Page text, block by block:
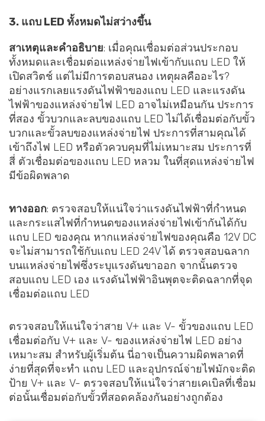
3. แถบ LED ทั้งหมดไม่สว่างขึ้น
สาเหตุและคำอธิบาย: เมื่อคุณเชื่อมต่อส่วนประกอบ
ทั้งหมดและเชื่อมต่อแหล่งจ่ายไฟเข้ากับแถบ LED ให้
เปิดสวิตช์ แต่ไม่มีการตอบสนอง เหตุผลคืออะไร?
อย่างแรกเลยแรงดันไฟฟ้าของแถบ LED และแรงดัน
ไฟฟ้าของแหล่งจ่ายไฟ LED อาจไม่เหมือนกัน ประการ
ที่สอง ขั้วบวกและลบของแถบ LED ไม่ได้เชื่อมต่อกับขั้ว
บวกและขั้วลบของแหล่งจ่ายไฟ ประการที่สามคุณได้
เข้าถึงไฟ LED หรือตัวควบคุมที่ไม่เหมาะสม ประการที่
สี่ ตัวเชื่อมต่อของแถบ LED หลวม ในที่สุดแหล่งจ่ายไฟ
มีข้อผิดพลาด
ทางออก: ตรวจสอบให้แน่ใจว่าแรงดันไฟฟ้าที่กำหนด
และกระแสไฟที่กำหนดของแหล่งจ่ายไฟเข้ากันได้กับ
แถบ LED ของคุณ หากแหล่งจ่ายไฟของคุณคือ 12V DC
จะไม่สามารถใช้กับแถบ LED 24V ได้ ตรวจสอบฉลาก
บนแหล่งจ่ายไฟซึ่งระบุแรงดันขาออก จากนั้นตรวจ
สอบแถบ LED เอง แรงดันไฟฟ้าอินพุตจะติดฉลากที่จุด
เชื่อมต่อแถบ LED
ตรวจสอบให้แน่ใจว่าสาย V+ และ V- ขั้วของแถบ LED
เชื่อมต่อกับ V+ และ V- ของแหล่งจ่ายไฟ LED อย่าง
เหมาะสม สำหรับผู้เริ่มต้น นี่อาจเป็นความผิดพลาดที่
ง่ายที่สุดที่จะทำ แถบ LED และอุปกรณ์จ่ายไฟมักจะติด
ป้าย V+ และ V- ตรวจสอบให้แน่ใจว่าสายเคเบิลที่เชื่อม
ต่อนั้นเชื่อมต่อกับขั้วที่สอดคล้องกันอย่างถูกต้อง